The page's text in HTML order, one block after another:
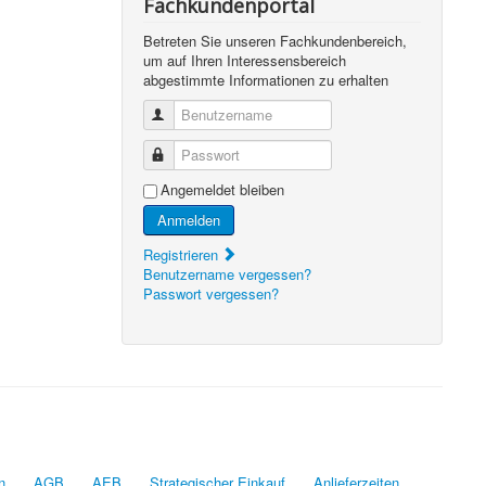
Fachkundenportal
Betreten Sie unseren Fachkundenbereich,
um auf Ihren Interessensbereich
abgestimmte Informationen zu erhalten
Benutzername
Passwort
Angemeldet bleiben
Anmelden
Registrieren
Benutzername vergessen?
Passwort vergessen?